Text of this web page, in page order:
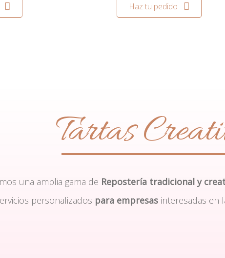
Haz tu pedido
Tartas
una amplia gama de Repostería tradicional y
personalizados para empresas interesadas en